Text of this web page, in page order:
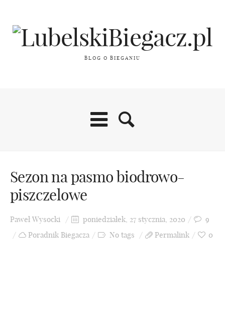
BLOG O BIEGANIU
Blog
Poradnik Biegacza
Sezon na pasmo biodrowo-
piszczelowe
Paweł Wysocki poniedziałek, 27 stycznia, 2020
9
Poradnik Biegacza
No tags Permalink 0